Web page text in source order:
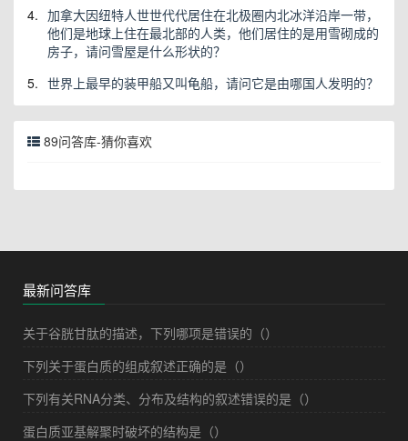
4. 加拿大因纽特人世世代代居住在北极圈内北冰洋沿岸一带，
他们是地球上住在最北部的人类，他们居住的是用雪砌成的
房子，请问雪屋是什么形状的？
5. 世界上最早的装甲船又叫龟船，请问它是由哪国人发明的？
89问答库-猜你喜欢
最新问答库
关于谷胱甘肽的描述，下列哪项是错误的（）
下列关于蛋白质的组成叙述正确的是（）
下列有关RNA分类、分布及结构的叙述错误的是（）
蛋白质亚基解聚时破坏的结构是（）